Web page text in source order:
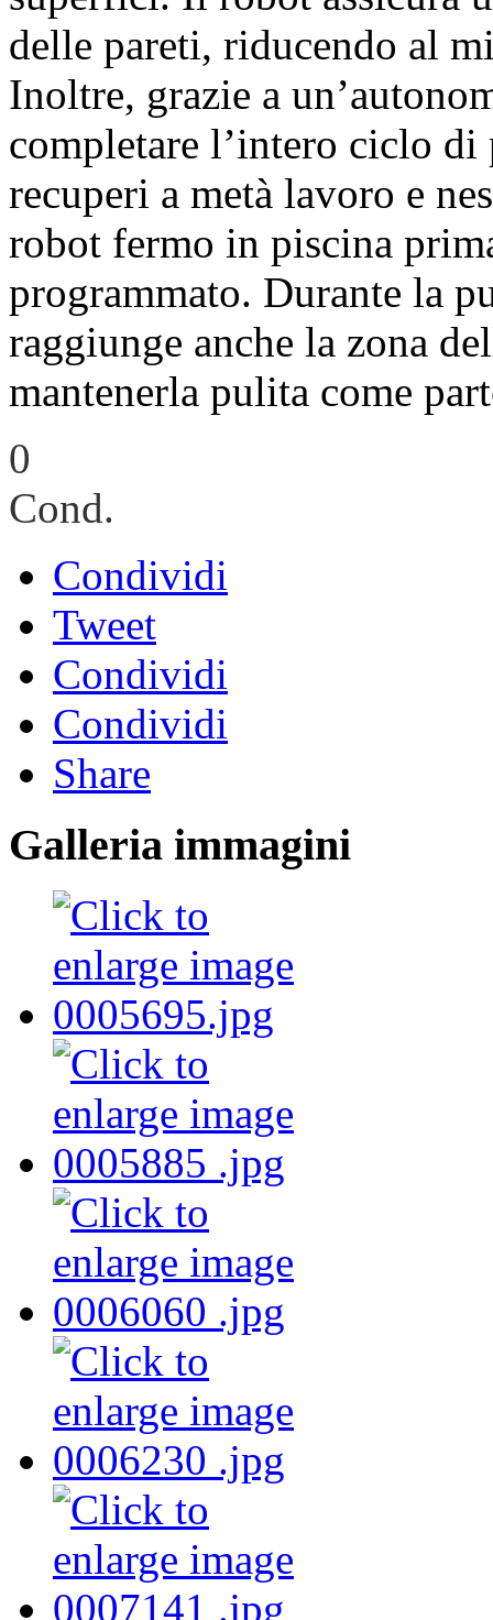
delle pareti, riducendo al
Inoltre, grazie a
completare l’intero ciclo
recuperi a metà lavoro e
robot fermo in piscina
programmato. Durante la
raggiunge anche la zona
mantenerla pulita come
0
Cond.
Condividi
Tweet
Condividi
Condividi
Share
Galleria immagini